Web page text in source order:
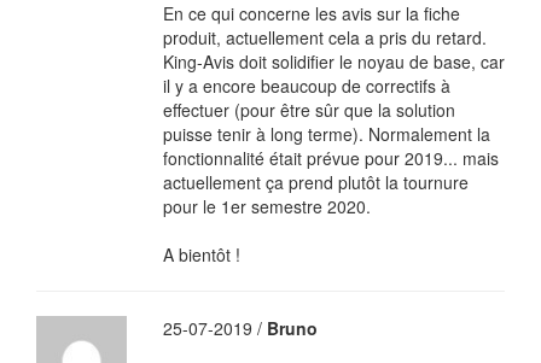
En ce qui concerne les avis sur la fiche
produit, actuellement cela a pris du retard.
King-Avis doit solidifier le noyau de base, car
il y a encore beaucoup de correctifs à
effectuer (pour être sûr que la solution
puisse tenir à long terme). Normalement la
fonctionnalité était prévue pour 2019... mais
actuellement ça prend plutôt la tournure
pour le 1er semestre 2020.
A bientôt !
25-07-2019 / Bruno